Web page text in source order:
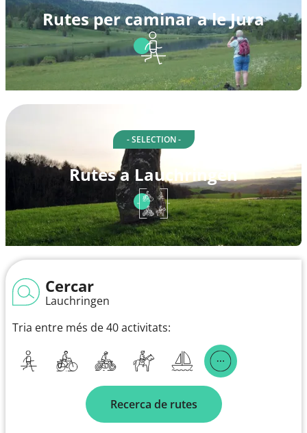
Rutes per caminar a le Jura
- SELECTION -
Rutes a Lauchringen
Cercar
Lauchringen
Tria entre més de 40 activitats:
Recerca de rutes